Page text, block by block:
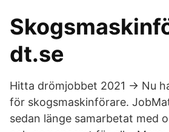
dt.se
Hitta drömjobbet 2021 → Nu
för skogsmaskinförare.
sedan länge samarbetat med